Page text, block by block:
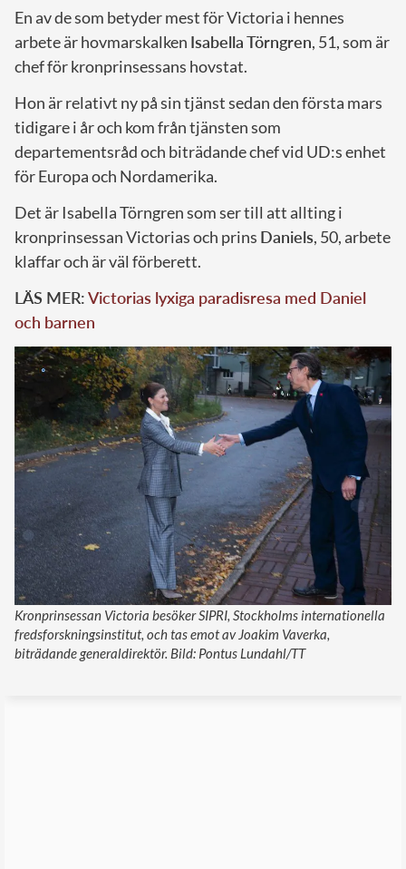
En av de som betyder mest för Victoria i hennes
arbete är hovmarskalken Isabella Törngren, 51, som är
chef för kronprinsessans hovstat.
Hon är relativt ny på sin tjänst sedan den första mars
tidigare i år och kom från tjänsten som
departementsråd och biträdande chef vid UD:s enhet
för Europa och Nordamerika.
Det är Isabella Törngren som ser till att allting i
kronprinsessan Victorias och prins Daniels, 50, arbete
klaffar och är väl förberett.
LÄS MER:Victorias lyxiga paradisresa med Daniel
och barnen
Kronprinsessan Victoria besöker SIPRI, Stockholms internationella
fredsforskningsinstitut, och tas emot av Joakim Vaverka,
biträdande generaldirektör. Bild: Pontus Lundahl/TT